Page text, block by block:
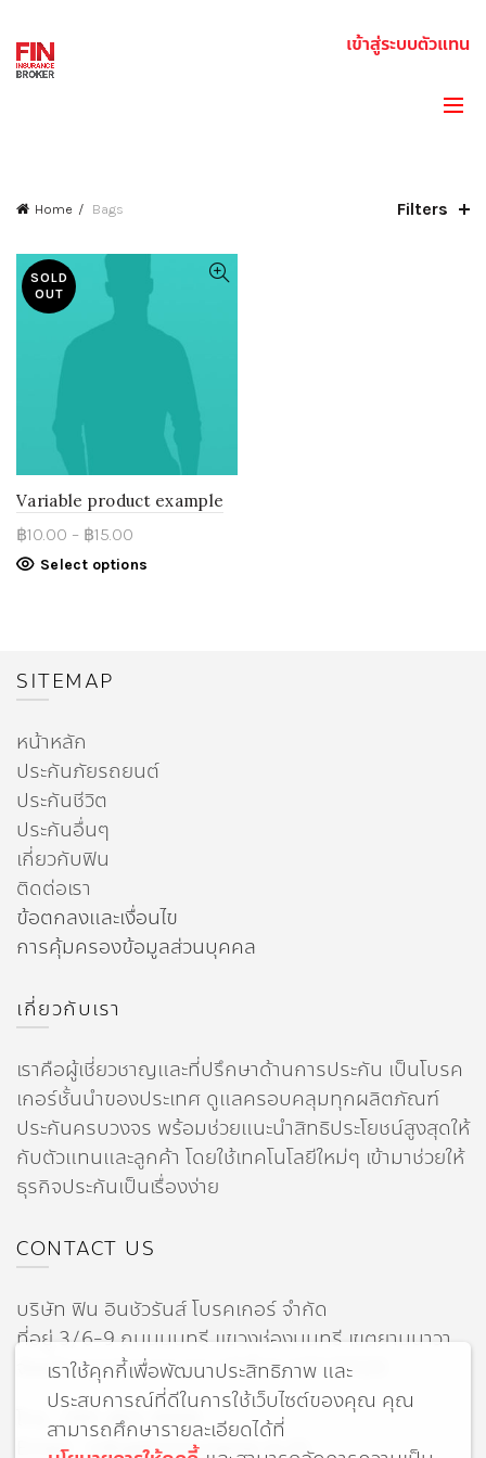
เข้าสู่ระบบตัวแทน
Home Bags Filters
SOLD
OUT
Variable product example
฿10.00 – ฿15.00
Select options
SITEMAP
หน้าหลัก
ประกันภัยรถยนต์
ประกันชีวิต
ประกันอื่นๆ
เกี่ยวกับฟิน
ติดต่อเรา
ข้อตกลงและเงื่อนไข
การคุ้มครองข้อมูลส่วนบุคคล
เกี่ยวกับเรา
เราคือผู้เชี่ยวชาญและที่ปรึกษาด้านการประกัน เป็นโบรค
เกอร์ชั้นนำของประเทศ ดูแลครอบคลุมทุกผลิตภัณฑ์
ประกันครบวงจร พร้อมช่วยแนะนำสิทธิประโยชน์สูงสุดให้
กับตัวแทนและลูกค้า โดยใช้เทคโนโลยีใหม่ๆ เข้ามาช่วยให้
ธุรกิจประกันเป็นเรื่องง่าย
CONTACT US
บริษัท ฟิน อินชัวรันส์ โบรคเกอร์ จำกัด
ที่อยู่ 3/6-9 ถนนนนทรี แขวงช่องนนทรี เขตยานนาวา
จังหวัดกรุงเทพมหานคร รหัสไปรษณีย์ 10120
โทร : 091-493-9999
Email : info@fininsurance.co.th
เราใช้คุกกี้เพื่อพัฒนาประสิทธิภาพ และ
ประสบการณ์ที่ดีในการใช้เว็บไซต์ของคุณ คุณ
สามารถศึกษารายละเอียดได้ที่